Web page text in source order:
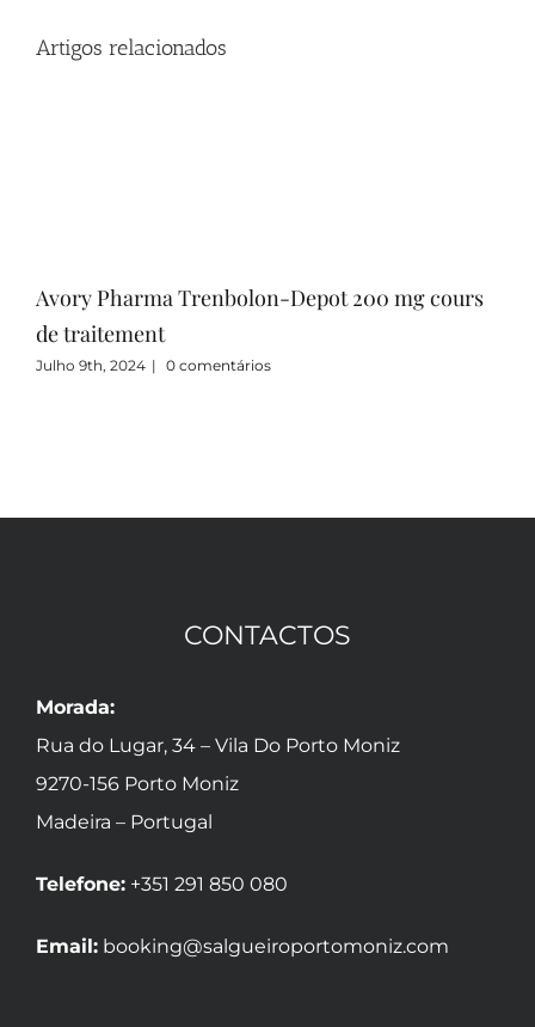
Artigos relacionados
Avory Pharma Trenbolon-Depot 200 mg cours
de traitement
Julho 9th, 2024 | 0 comentários
CONTACTOS
Morada:
Rua do Lugar, 34 – Vila Do Porto Moniz
9270-156 Porto Moniz
Madeira – Portugal
Telefone: +351 291 850 080
Email: booking@salgueiroportomoniz.com